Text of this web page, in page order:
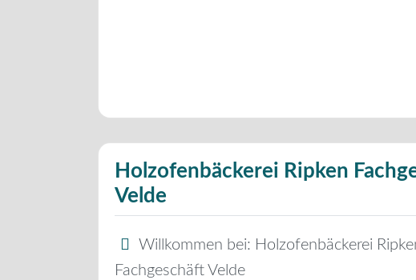
Holzofenbäckerei Ripken
Velde
Willkommen bei: Holzofenbäckerei
Fachgeschäft Velde